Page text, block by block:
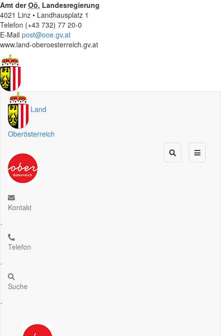
Amt derOö. Landesregierung
4021 Linz • Landhausplatz 1
Telefon (+43 732) 77 20-0
E-Mail post@ooe.gv.at
www.land-oberoesterreich.gv.at
Land
Oberösterreich
Kontakt
.
Telefon
.
Suche
.